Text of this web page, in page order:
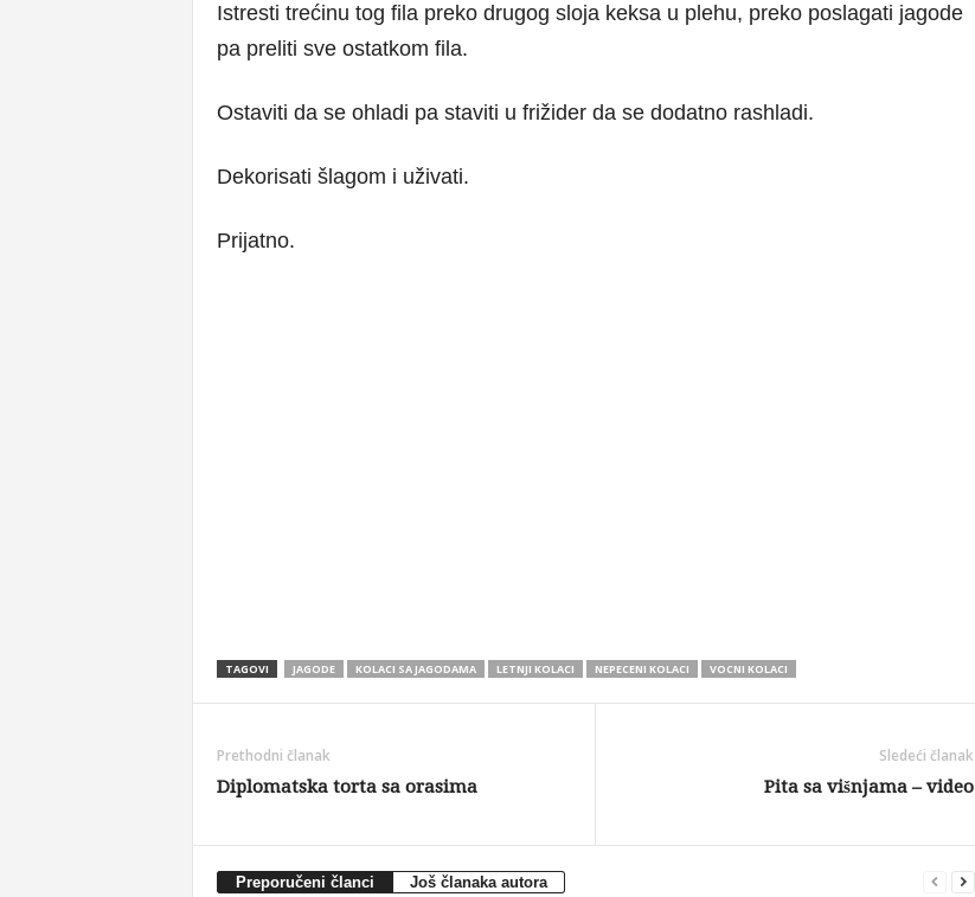
Istresti trećinu tog fila preko drugog sloja keksa u plehu, preko poslagati jagode
pa preliti sve ostatkom fila.
Ostaviti da se ohladi pa staviti u frižider da se dodatno rashladi.
Dekorisati šlagom i uživati.
Prijatno.
TAGOVI JAGODE KOLACI SA JAGODAMA LETNJI KOLACI NEPECENI KOLACI VOCNI KOLACI
Prethodni članak
Diplomatska torta sa orasima
Sledeći članak
Pita sa višnjama – video
Preporučeni članci Još članaka autora